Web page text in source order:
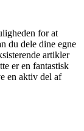
for at
du dele dine egne
artikler
er en fantastisk
en aktiv del af